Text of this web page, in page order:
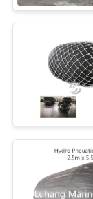
PROPOS
NOUS
VISITE
DE
L'USINE